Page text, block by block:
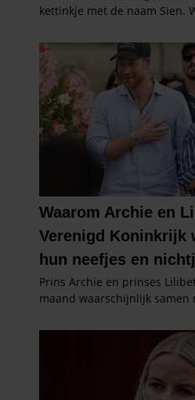
partners voor social media,
informatie die u aan ze heeft
verzameld op basis van uw
gaat akkoord met onze cookies
gebruiken.